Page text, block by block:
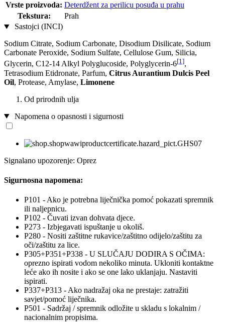
Vrste proizvoda: Deterdžent za perilicu posuđa u prahu
Tekstura:
Prah
Sastojci (INCI)
Sodium Citrate, Sodium Carbonate, Disodium Disilicate, Sodium
Carbonate Peroxide, Sodium Sulfate, Cellulose Gum, Silicia,
Glycerin, C12-14 Alkyl Polyglucoside, Polyglycerin-6[1],
Tetrasodium Etidronate, Parfum, Citrus Aurantium Dulcis Peel
Oil, Protease, Amylase, Limonene
Od prirodnih ulja
Napomena o opasnosti i sigurnosti
Signalano upozorenje: Oprez
Sigurnosna napomena:
P101 - Ako je potrebna liječnička pomoć pokazati spremnik
ili naljepnicu.
P102 - Čuvati izvan dohvata djece.
P273 - Izbjegavati ispuštanje u okoliš.
P280 - Nositi zaštitne rukavice/zaštitno odijelo/zaštitu za
oči/zaštitu za lice.
P305+P351+P338 - U SLUČAJU DODIRA S OČIMA:
oprezno ispirati vodom nekoliko minuta. Ukloniti kontaktne
leće ako ih nosite i ako se one lako uklanjaju. Nastaviti
ispirati.
P337+P313 - Ako nadražaj oka ne prestaje: zatražiti
savjet/pomoć liječnika.
P501 - Sadržaj / spremnik odložite u skladu s lokalnim /
nacionalnim propisima.